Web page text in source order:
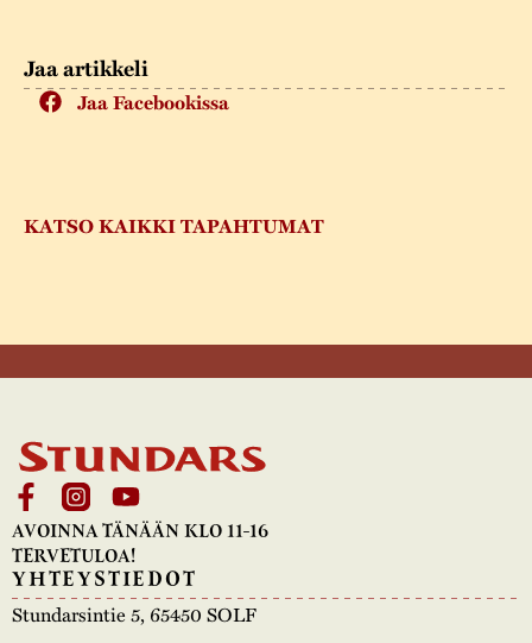
Jaa artikkeli
Jaa Facebookissa
KATSO KAIKKI TAPAHTUMAT
AVOINNA TÄNÄÄN KLO 11-16
TERVETULOA!
YHTEYSTIEDOT
Stundarsintie 5, 65450 SOLF